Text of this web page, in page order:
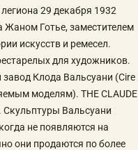
29 декабря 1932
Жаном Готье, заместителем
искусств и ремесел.
для художников.
Клода Вальсуани (Cire
моделям). THE CLAUDE
Скульптуры Вальсуани
не появляются на
они продаются по более